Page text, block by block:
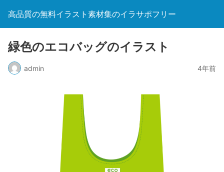
高品質の無料イラスト素材集のイラサポフリー
緑色のエコバッグのイラスト
admin 4年前